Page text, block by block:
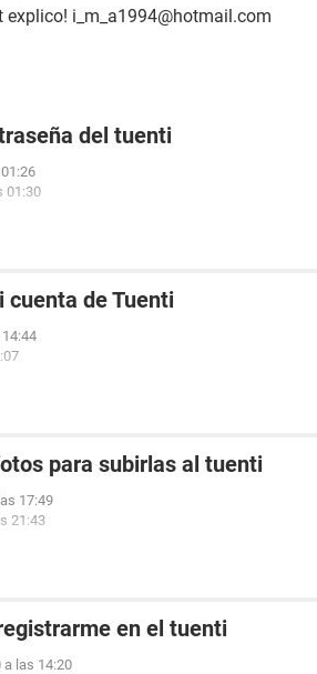
explico! i_m_a1994@hotmail.com
del tuenti
01:30
cuenta de Tuenti
para subirlas al tuenti
17:49
21:43
en el tuenti
a las 14:20